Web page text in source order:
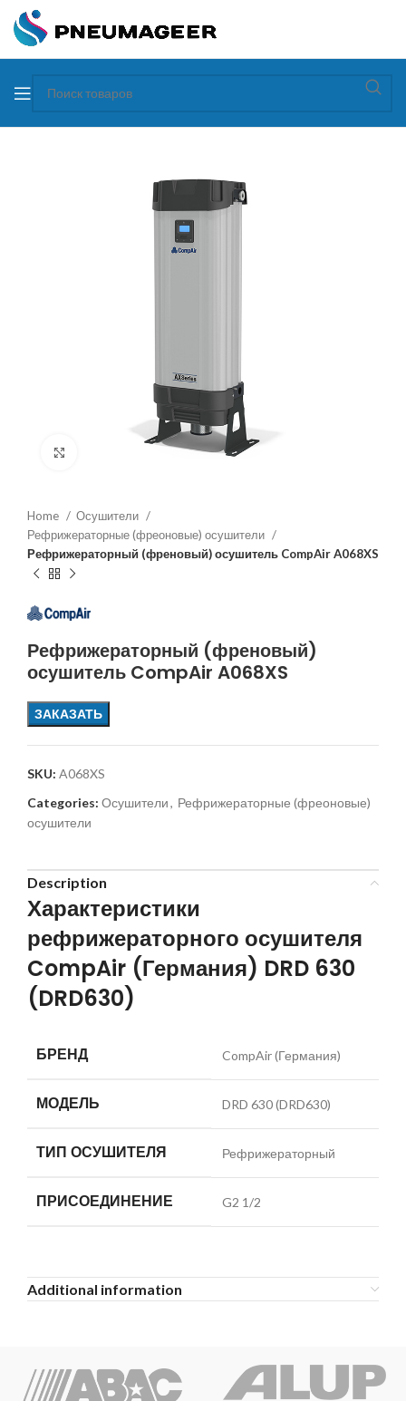
Home
Осушители
Рефрижераторные (фреоновые) осушители
Рефрижераторный (френовый) осушитель CompAir A068XS
Рефрижераторный (френовый)
осушитель CompAir A068XS
ЗАКАЗАТЬ
SKU: A068XS
Categories: Осушители, Рефрижераторные (фреоновые)
осушители
Description
Характеристики
рефрижераторного осушителя
CompAir (Германия) DRD 630
(DRD630)
БРЕНД CompAir (Германия)
МОДЕЛЬ DRD 630 (DRD630)
ТИП ОСУШИТЕЛЯ Рефрижераторный
ПРИСОЕДИНЕНИЕ G2 1/2
Additional information